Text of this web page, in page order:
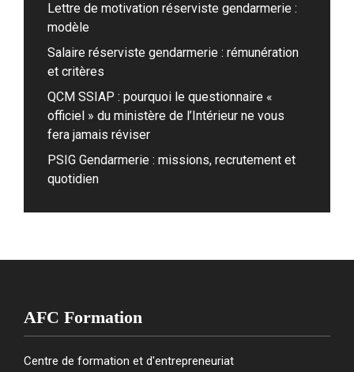
Lettre de motivation réserviste gendarmerie :
modèle
Salaire réserviste gendarmerie : rémunération
et critères
QCM SSIAP : pourquoi le questionnaire «
officiel » du ministère de l’Intérieur ne vous
fera jamais réviser
PSIG Gendarmerie : missions, recrutement et
quotidien
AFC Formation
Centre de formation et d'entrepreneuriat